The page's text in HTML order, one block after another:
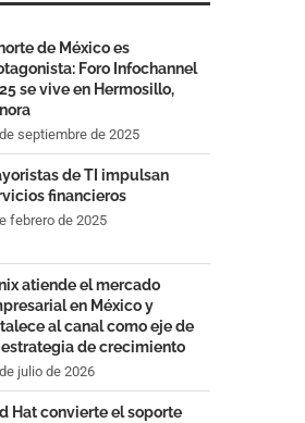
de México es
Foro Infochannel
se vive en Hermosillo,
septiembre de 2025
de TI impulsan
financieros
febrero de 2025
atiende el mercado
en México y
al canal como eje de
de crecimiento
julio de 2026
Hat convierte el soporte